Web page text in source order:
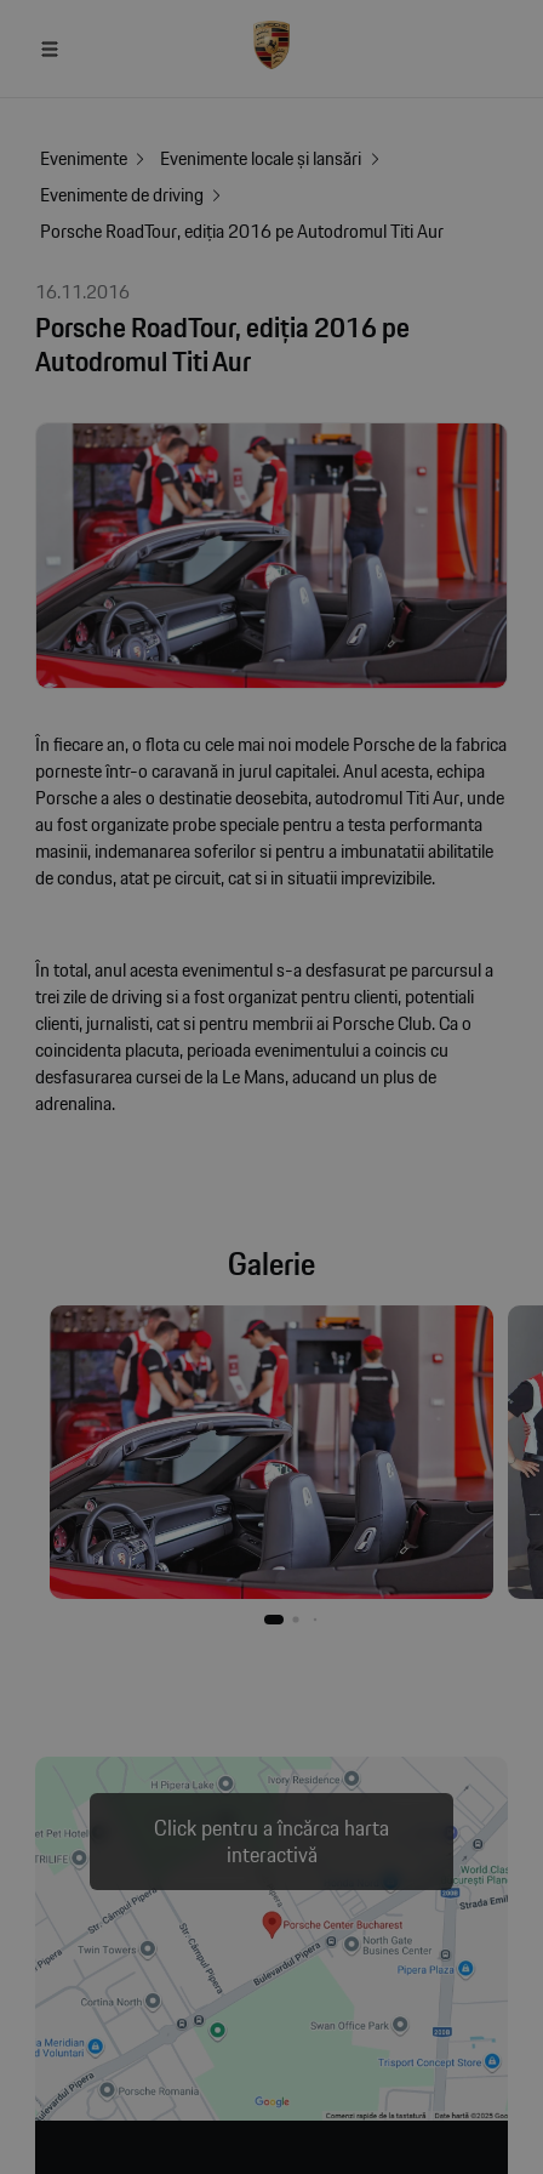
Evenimente
Evenimente locale și lansări
Evenimente de driving
Porsche RoadTour, ediția 2016 pe Autodromul Titi Aur
16.11.2016
Porsche RoadTour, ediția 2016 pe
Autodromul Titi Aur
În fiecare an, o flota cu cele mai noi modele Porsche de la fabrica
porneste într-o caravană in jurul capitalei. Anul acesta, echipa
Porsche a ales o destinatie deosebita, autodromul Titi Aur, unde
au fost organizate probe speciale pentru a testa performanta
masinii, indemanarea soferilor si pentru a imbunatatii abilitatile
de condus, atat pe circuit, cat si in situatii imprevizibile.
În total, anul acesta evenimentul s-a desfasurat pe parcursul a
trei zile de driving si a fost organizat pentru clienti, potentiali
clienti, jurnalisti, cat si pentru membrii ai Porsche Club. Ca o
coincidenta placuta, perioada evenimentului a coincis cu
desfasurarea cursei de la Le Mans, aducand un plus de
adrenalina.
Galerie
Click pentru a încărca harta
interactivă